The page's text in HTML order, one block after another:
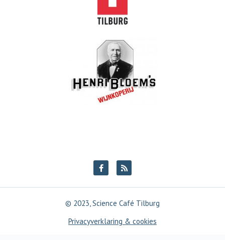
© 2023, Science Café Tilburg
Privacyverklaring & cookies